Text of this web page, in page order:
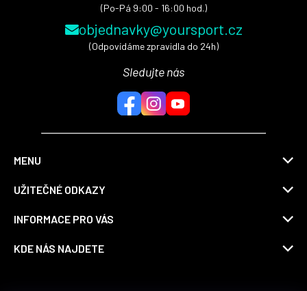
(Po-Pá 9:00 - 16:00 hod.)
objednavky@yoursport.cz
(Odpovídáme zpravidla do 24h)
Sledujte nás
MENU
UŽITEČNÉ ODKAZY
INFORMACE PRO VÁS
KDE NÁS NAJDETE